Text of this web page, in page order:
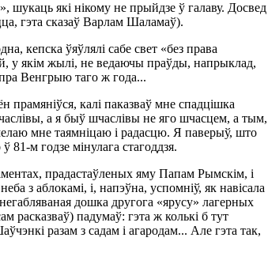
шукаць які нікому не прыйдзе ў галаву. Досвед
гэта сказаў Варлам Шаламаў).
кепска ўяўлялі сабе свет «без права
у якім жылі, не ведаючы праўды, напрыклад,
Венгрыю таго ж года...
прамяніўся, калі паказваў мне спадцішка
а я быў шчаслівы не яго шчасцем, а тым,
мне таямніцаю і радасцю. Я паверыў, што
м годзе мінулага стагоддзя.
прадастаўленых яму Папам Рымскім, і
з аблокамі, і, напэўна, успомніў, як навісала
дошка другога «ярусу» лагерных
расказваў) падумаў: гэта ж колькі б тут
разам з садам і агародам... Але гэта так,